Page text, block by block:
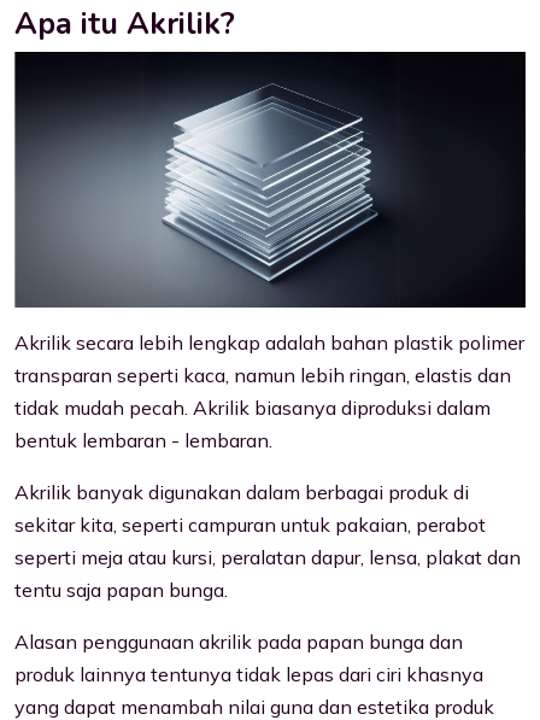
Apa itu Akrilik?
Akrilik secara lebih lengkap adalah bahan plastik polimer
transparan seperti kaca, namun lebih ringan, elastis dan
tidak mudah pecah. Akrilik biasanya diproduksi dalam
bentuk lembaran - lembaran.
Akrilik banyak digunakan dalam berbagai produk di
sekitar kita, seperti campuran untuk pakaian, perabot
seperti meja atau kursi, peralatan dapur, lensa, plakat dan
tentu saja papan bunga.
Alasan penggunaan akrilik pada papan bunga dan
produk lainnya tentunya tidak lepas dari ciri khasnya
yang dapat menambah nilai guna dan estetika produk